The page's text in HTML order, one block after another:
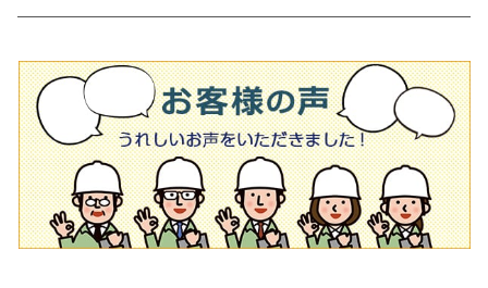
タイル針
タイル針
その他
オフセットタイプ（ハットタイプ
205ｍｍ（8インチ）
230mm（9インチ）
180mm（7インチ）
205mm（8インチ）
230mm（9インチ）
150ｍｍ（6インチ）
180ｍｍ（7インチ）
205mm（8インチ）